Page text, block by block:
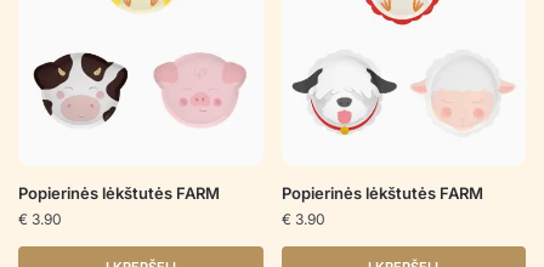
Popierinės lėkštutės FARM
€ 3.90
Popierinės lėkštutės FARM
€ 3.90